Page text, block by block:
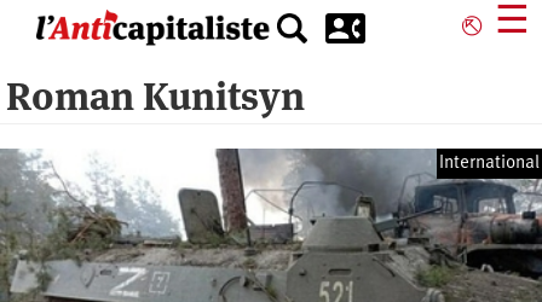
principal
⎋ ☰
Roman Kunitsyn
International